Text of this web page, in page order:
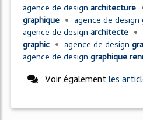
agence de design architecture
graphique • agence de design
agence de design architecte •
graphic • agence de design
agence de design graphique
Voir égalementles